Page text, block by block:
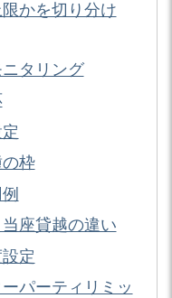
かを切り分け
タリング
枠
座貸越の違い
定
パーティリミッ